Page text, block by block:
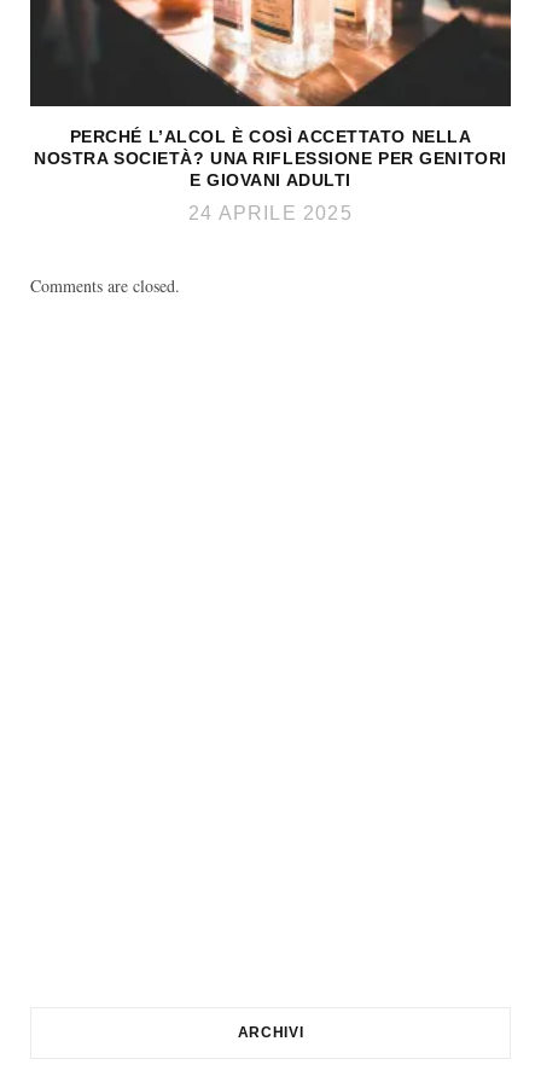
PERCHÉ L’ALCOL È COSÌ ACCETTATO NELLA
NOSTRA SOCIETÀ? UNA RIFLESSIONE PER GENITORI
E GIOVANI ADULTI
24 APRILE 2025
Comments are closed.
ARCHIVI